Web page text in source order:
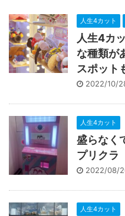
人生4カット
人生4カ
な種類が
スポット
2022/10/
人生4カット
盛らなく
プリクラ
2022/08/
人生4カット